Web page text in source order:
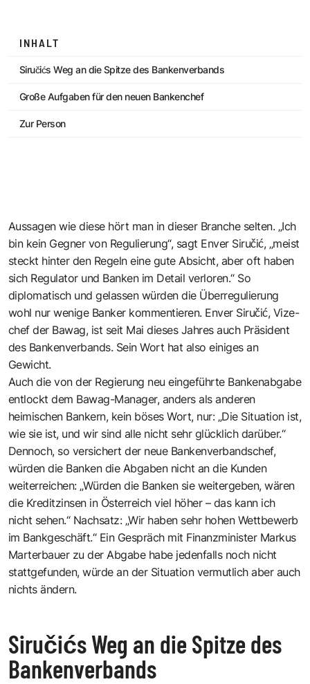
INHALT
Siručićs Weg an die Spitze des Bankenverbands
Große Aufgaben für den neuen Bankenchef
Zur Person
Aussagen wie diese hört man in dieser Branche selten. „Ich
bin kein Gegner von Regulierung“, sagt Enver Siručić, „meist
steckt hinter den Regeln eine gute Absicht, aber oft haben
sich Regulator und Banken im Detail verloren.“ So
diplomatisch und gelassen würden die Überregulierung
wohl nur wenige Banker kommentieren. Enver Siručić, Vize­
chef der Bawag, ist seit Mai dieses Jahres auch Präsident
des Bankenverbands. Sein Wort hat also einiges an
Gewicht.
Auch die von der Regierung neu eingeführte Bankenabgabe
entlockt dem Bawag-Manager, anders als anderen
heimischen Bankern, kein böses Wort, nur: „Die Situation ist,
wie sie ist, und wir sind alle nicht sehr glücklich darüber.“
Dennoch, so versichert der neue Bankenverbandschef,
würden die Banken die Abgaben nicht an die Kunden
weiterreichen: „Würden die Banken sie weitergeben, wären
die Kreditzinsen in Österreich viel höher – das kann ich
nicht sehen.“ Nachsatz: „Wir haben sehr hohen Wettbewerb
im Bankgeschäft.“ Ein Gespräch mit Finanzminister Markus
Marterbauer zu der Abgabe habe jedenfalls noch nicht
stattgefunden, würde an der Situation vermutlich aber auch
nichts ändern.
Siručićs Weg an die Spitze des
Bankenverbands